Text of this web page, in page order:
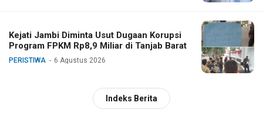
Kejati Jambi Diminta Usut Dugaan Korupsi
Program FPKM Rp8,9 Miliar di Tanjab Barat
PERISTIWA 6 Agustus 2026
Indeks Berita